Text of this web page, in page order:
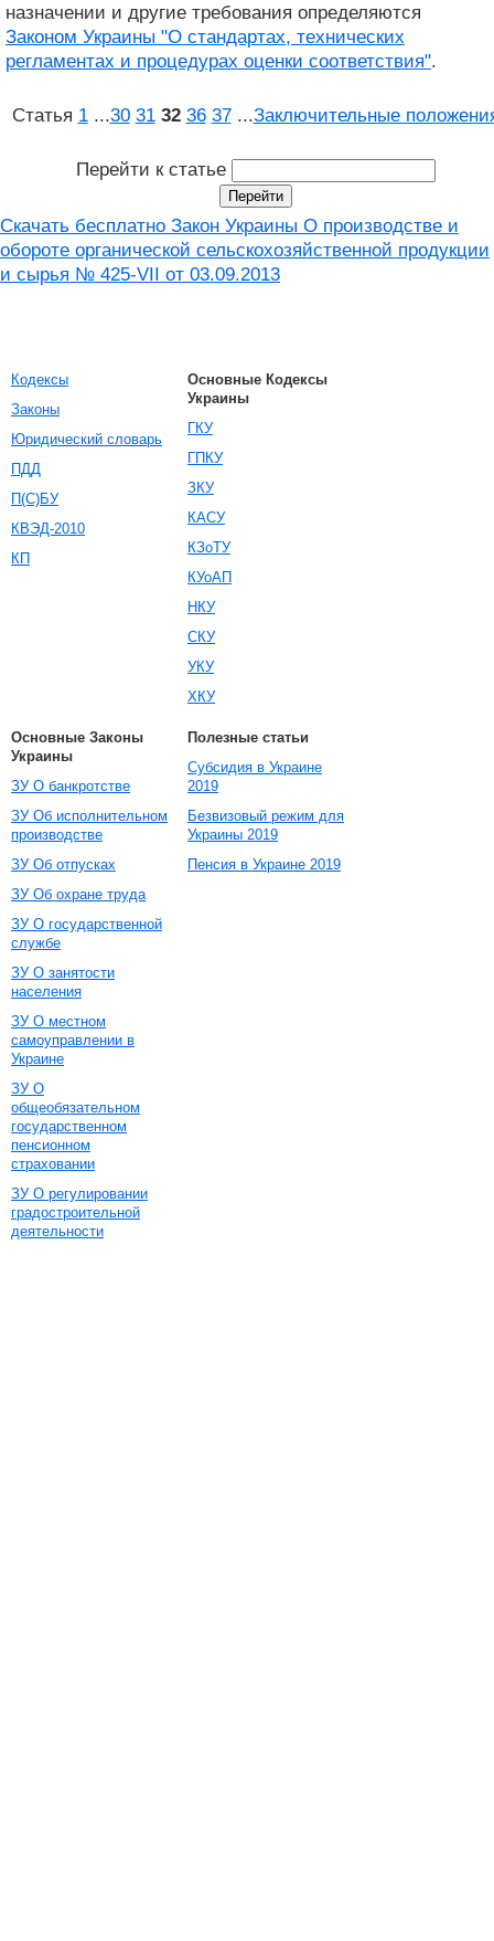
назначении и другие требования определяются
Законом Украины "О стандартах, технических
регламентах и ​​процедурах оценки соответствия".
Статья 1 ...30 31 32 36 37 ...Заключительные
Перейти к статье
Скачать бесплатно Закон Украины О производстве и
обороте органической сельскохозяйственной продукции
и сырья № 425-VII от 03.09.2013
Кодексы
Законы
Юридический словарь
ПДД
П(С)БУ
КВЭД-2010
КП
Основные Кодексы
Украины
ГКУ
ГПКУ
ЗКУ
КАСУ
КЗоТУ
КУоАП
НКУ
СКУ
УКУ
ХКУ
Основные Законы
Украины
ЗУ О банкротстве
ЗУ Об исполнительном
производстве
ЗУ Об отпусках
ЗУ Об охране труда
ЗУ О государственной
службе
ЗУ О занятости
населения
ЗУ О местном
самоуправлении в
Украине
ЗУ О
общеобязательном
государственном
пенсионном
страховании
ЗУ О регулировании
градостроительной
деятельности
Полезные статьи
Субсидия в Украине
2019
Безвизовый режим для
Украины 2019
Пенсия в Украине 2019